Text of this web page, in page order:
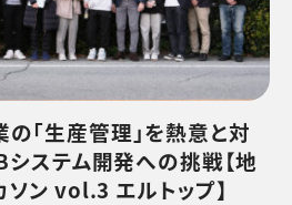
「生産管理」を熱意と対
ステム開発への挑戦【地
ン vol.3 エルトップ】